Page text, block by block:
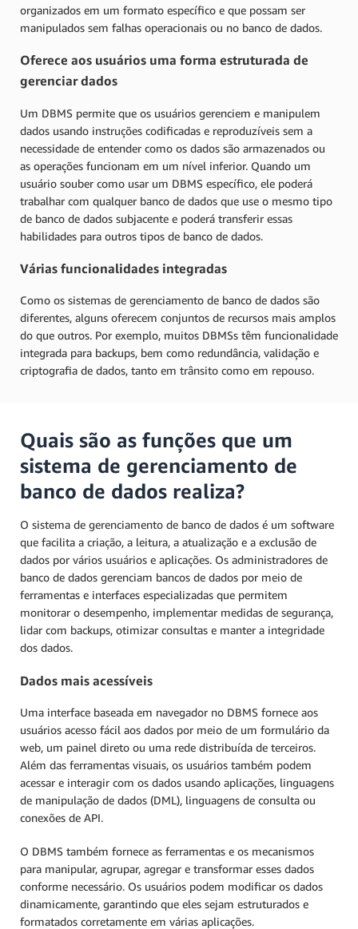
organizados em um formato específico e que possam ser
manipulados sem falhas operacionais ou no banco de dados.
Oferece aos usuários uma forma estruturada de
gerenciar dados
Um DBMS permite que os usuários gerenciem e manipulem
dados usando instruções codificadas e reproduzíveis sem a
necessidade de entender como os dados são armazenados ou
as operações funcionam em um nível inferior. Quando um
usuário souber como usar um DBMS específico, ele poderá
trabalhar com qualquer banco de dados que use o mesmo tipo
de banco de dados subjacente e poderá transferir essas
habilidades para outros tipos de banco de dados.
Várias funcionalidades integradas
Como os sistemas de gerenciamento de banco de dados são
diferentes, alguns oferecem conjuntos de recursos mais amplos
do que outros. Por exemplo, muitos DBMSs têm funcionalidade
integrada para backups, bem como redundância, validação e
criptografia de dados, tanto em trânsito como em repouso.
Quais são as funções que um
sistema de gerenciamento de
banco de dados realiza?
O sistema de gerenciamento de banco de dados é um software
que facilita a criação, a leitura, a atualização e a exclusão de
dados por vários usuários e aplicações. Os administradores de
banco de dados gerenciam bancos de dados por meio de
ferramentas e interfaces especializadas que permitem
monitorar o desempenho, implementar medidas de segurança,
lidar com backups, otimizar consultas e manter a integridade
dos dados.
Dados mais acessíveis
Uma interface baseada em navegador no DBMS fornece aos
usuários acesso fácil aos dados por meio de um formulário da
web, um painel direto ou uma rede distribuída de terceiros.
Além das ferramentas visuais, os usuários também podem
acessar e interagir com os dados usando aplicações, linguagens
de manipulação de dados (DML), linguagens de consulta ou
conexões de API.
O DBMS também fornece as ferramentas e os mecanismos
para manipular, agrupar, agregar e transformar esses dados
conforme necessário. Os usuários podem modificar os dados
dinamicamente, garantindo que eles sejam estruturados e
formatados corretamente em várias aplicações.